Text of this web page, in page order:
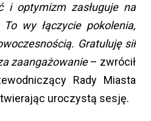
i optymizm zasługuje na
wy łączycie pokolenia,
Gratuluję sił
zaangażowanie– zwrócił
Rady Miasta
uroczystą sesję.